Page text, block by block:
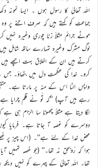
اللہ تعالیٰ کا رسول ہوں ۔ ایسا نمونہ
جماعت کو کہتے ہیں کہ صرف اتنے پر
موٹے جرائم مثلاً زنا چوری وغیرہ نہیں
لوگ مشرک وغیرہ تمہارے ساتھ شامل
کرتے ہیں ان کے اخلاق بہت اچھے ہیں
کرو۔ خدا کی عظمت دل میں بٹھاؤ۔ جس
واپس الٹا اس کے منہ پر مارتا ہے۔
رہے ہیں آپ) ’’کہ تُو نے قلم چرایا ہے
لگا دیتا ہے مثلاً چھوٹا سا الزام ہی
دوسرے کو غصہ آ جاتا ہے۔ فرمایا
محض خدا کے لئے ہے‘‘۔ (اس چیز پر
ہوا کہ رُوبحق نہ تھا۔‘‘ (جو غصہ تمہیں
تھا۔ اللہ تعالیٰ کے چہرے کو نہیں